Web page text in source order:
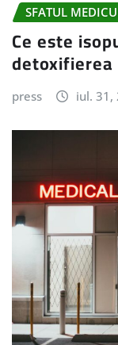
SFATUL
Ce este
press iul. 31,